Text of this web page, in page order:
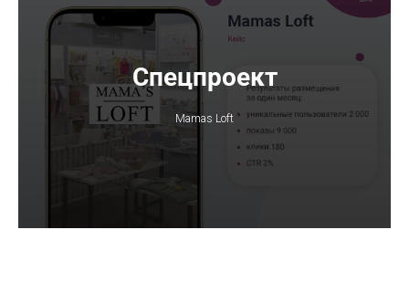
Спецпроект
Mamas Loft